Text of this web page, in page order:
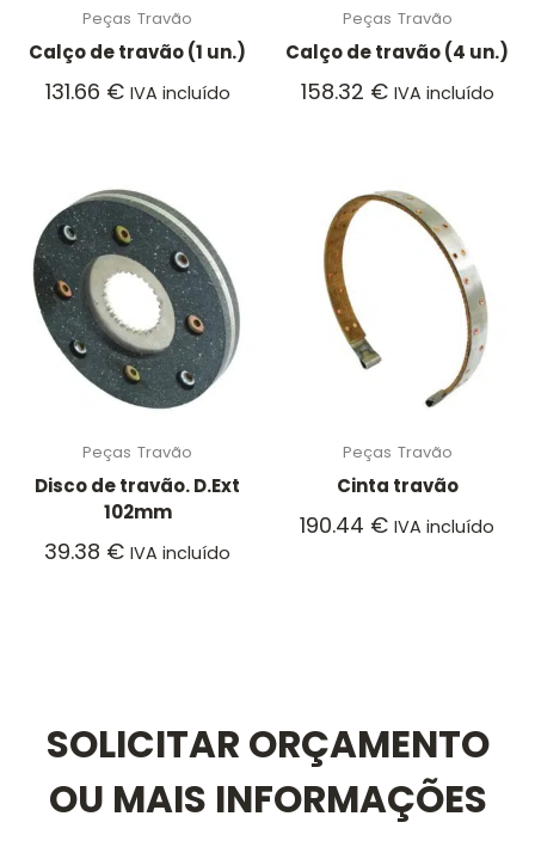
Peças Travão
Calço de travão (1 un.)
131.66 € IVA incluído
Peças Travão
Calço de travão (4 un.)
158.32 € IVA incluído
Peças Travão
Disco de travão. D.Ext
102mm
39.38 € IVA incluído
Peças Travão
Cinta travão
190.44 € IVA incluído
SOLICITAR ORÇAMENTO
OU MAIS INFORMAÇÕES